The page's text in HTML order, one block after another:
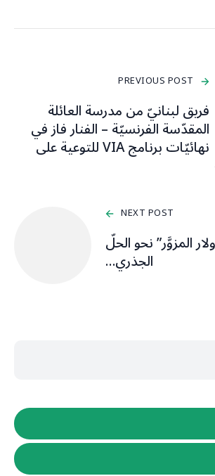
PREVIOUS POST
فريق لبنانيّ من مدرسة العائلة
المقدّسة الفرنسيّة – الفنار فاز في
نهائيّات برنامج VIA للتوعية على
NEXT POST
المزوَّر” نحو الحلّ
الجذري…